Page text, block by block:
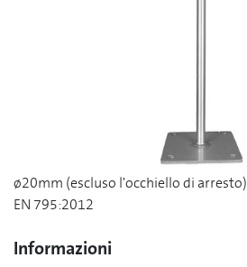
ø20mm (escluso l'occhiello di arresto)
EN 795:2012
Informazioni